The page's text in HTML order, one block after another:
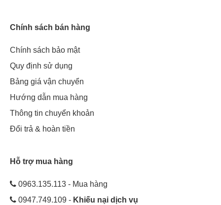
Chính sách bán hàng
Chính sách bảo mật
Quy định sử dụng
Bảng giá vận chuyển
Hướng dẫn mua hàng
Thông tin chuyển khoản
Đổi trả & hoàn tiền
Hỗ trợ mua hàng
0963.135.113 - Mua hàng
0947.749.109 - Khiếu nại dịch vụ